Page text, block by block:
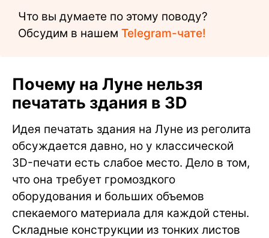
Что вы думаете по этому поводу?
Обсудим в нашем Telegram-чате!
Почему на Луне нельзя
печатать здания в 3D
Идея печатать здания на Луне из реголита
обсуждается давно, но у классической
3D-печати есть слабое место. Дело в том,
что она требует громоздкого
оборудования и больших объемов
спекаемого материала для каждой стены.
Складные конструкции из тонких листов